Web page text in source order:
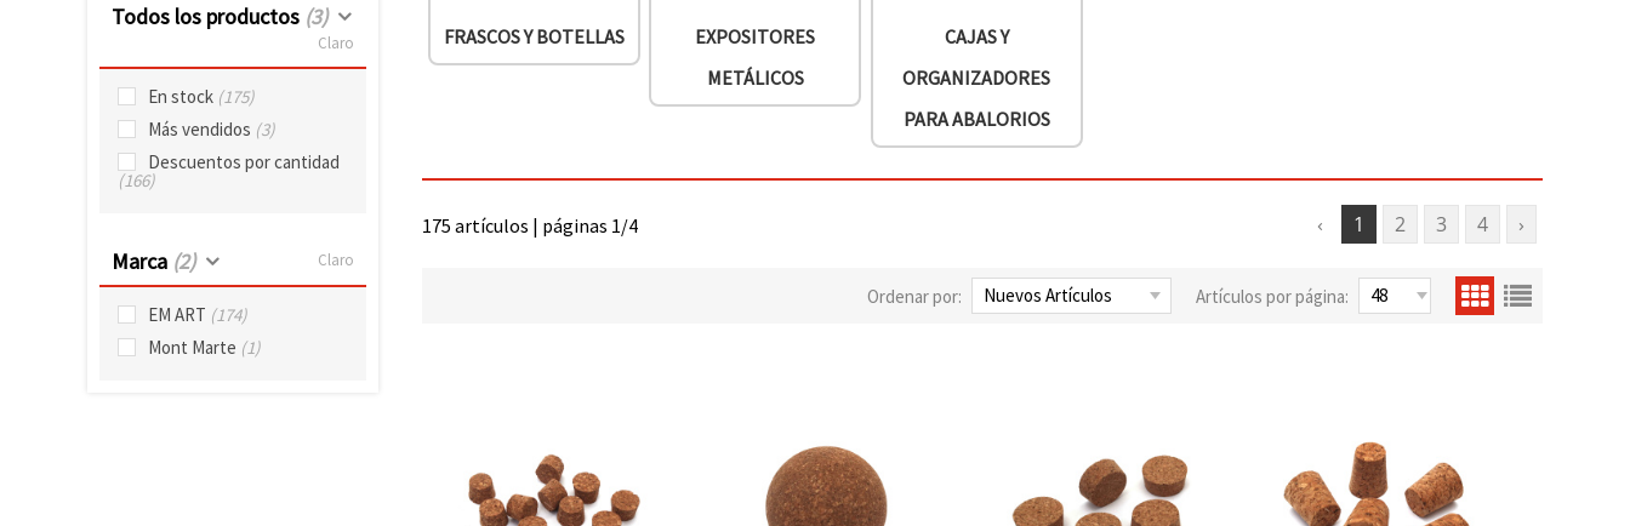
Todos los productos (3)
Claro
En stock (175)
Más vendidos (3)
Descuentos por cantidad
(166)
Marca (2) Claro
EM ART (174)
Mont Marte (1)
FRASCOS Y BOTELLAS
EXPOSITORES
METÁLICOS
CAJAS Y
ORGANIZADORES
PARA ABALORIOS
‹ 1 2 3 4 ›
175 artículos | páginas 1/4
Ordenar por: Artículos por página: